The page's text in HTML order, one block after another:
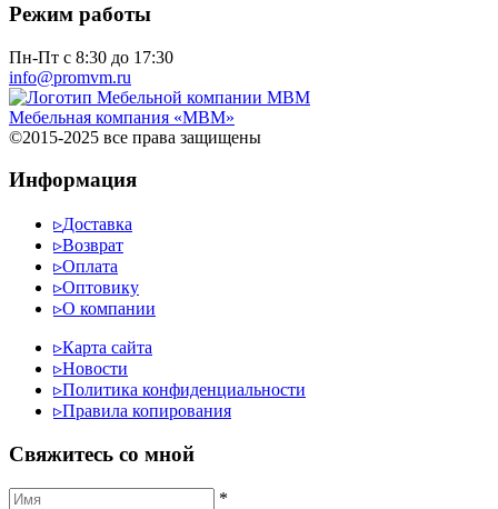
Режим работы
Пн-Пт с 8:30 до 17:30
info@promvm.ru
Мебельная компания «МВМ»
©2015-2025 все права защищены
Информация
▹Доставка
▹Возврат
▹Оплата
▹Оптовику
▹О компании
▹Карта сайта
▹Новости
▹Политика конфиденциальности
▹Правила копирования
Cвяжитесь со мной
*